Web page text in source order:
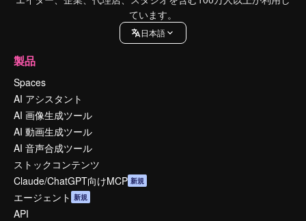
ています。
日本語
製品
Spaces
AI アシスタント
AI 画像生成ツール
AI 動画生成ツール
AI 音声合成ツール
ストックコンテンツ
Claude/ChatGPT向けMCP 新規
エージェント 新規
API